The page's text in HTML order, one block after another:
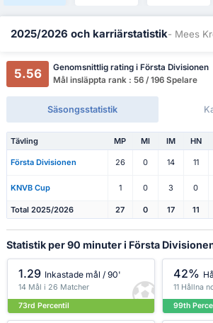
2025/2026 och karriärstatistik- Mees
5.56
Genomsnittlig rating i Första Divisionen
Mål insläppta rank : 56 / 196 Spelare
Säsongsstatistik
Tävling MP Ml IM HN
Första Divisionen 26 0 14 11
KNVB Cup 1 0 3 0
Total 2025/2026 27 0 17 11
Statistik per 90 minuter i Första
1.29 Inkastade mål / 90'
14 Mål i 26 Matcher
73rd Percentil
42%
11 Hållna
99th